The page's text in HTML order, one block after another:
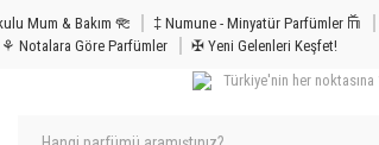
⩭ Lüks Kokulu Mum & Bakım 𐦝 ‡ Numune - Minyatür Parfümler 𐙏
⚘ Notalara Göre Parfümler ✠ Yeni Gelenleri Keşfet!
Türkiye'nin her